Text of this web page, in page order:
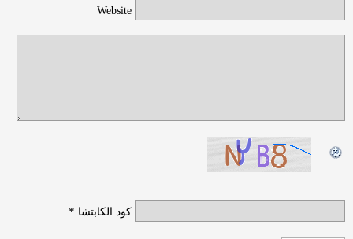
Website
كود الكابتشا *